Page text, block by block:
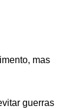
mas
guerras